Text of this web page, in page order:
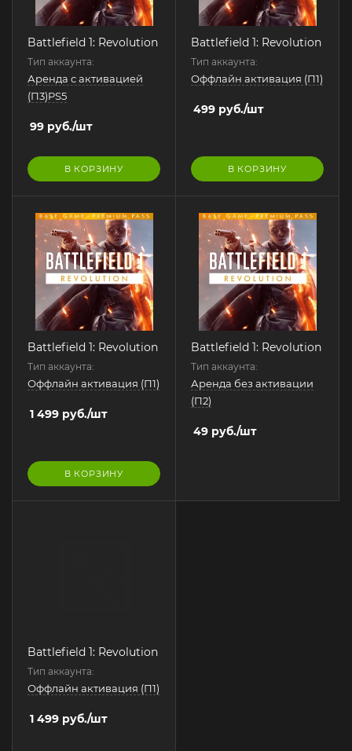
Battlefield 1: Revolution
Тип аккаунта:
Аренда с активацией
(П3)PS5
99 руб./шт
В КОРЗИНУ
Battlefield 1: Revolution
Тип аккаунта:
Оффлайн активация (П1)
499 руб./шт
В КОРЗИНУ
Battlefield 1: Revolution
Тип аккаунта:
Оффлайн активация (П1)
1 499 руб./шт
В КОРЗИНУ
Battlefield 1: Revolution
Тип аккаунта:
Аренда без активации
(П2)
49 руб./шт
Battlefield 1: Revolution
Тип аккаунта:
Оффлайн активация (П1)
1 499 руб./шт